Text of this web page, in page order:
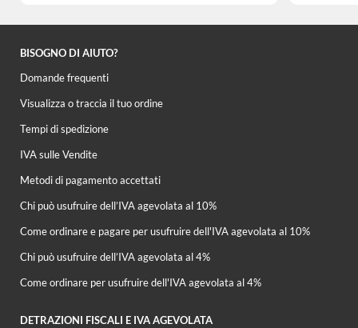
BISOGNO DI AIUTO?
Domande frequenti
Visualizza o traccia il tuo ordine
Tempi di spedizione
IVA sulle Vendite
Metodi di pagamento accettati
Chi può usufruire dell’IVA agevolata al 10%
Come ordinare e pagare per usufruire dell'IVA agevolata al 10%
Chi può usufruire dell’IVA agevolata al 4%
Come ordinare per usufruire dell'IVA agevolata al 4%
DETRAZIONI FISCALI E IVA AGEVOLATA